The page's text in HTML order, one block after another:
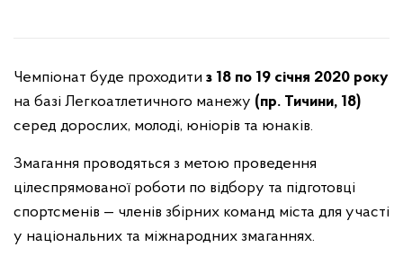
Чемпіонат буде проходити з 18 по 19 січня 2020 року
на базі Легкоатлетичного манежу (пр. Тичини, 18)
серед дорослих, молоді, юніорів та юнаків.
Змагання проводяться з метою проведення
цілеспрямованої роботи по відбору та підготовці
спортсменів — членів збірних команд міста для участі
у національних та міжнародних змаганнях.